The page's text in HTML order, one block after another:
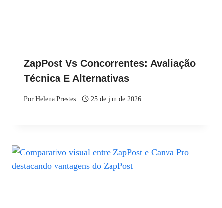
ZapPost Vs Concorrentes: Avaliação
Técnica E Alternativas
PorHelena Prestes 25 de jun de 2026